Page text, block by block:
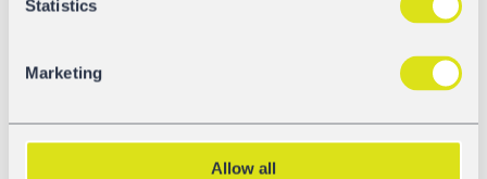
Statistics
Marketing
Allow all
potwierdzona licznymi testami – produkty wrażliwe na